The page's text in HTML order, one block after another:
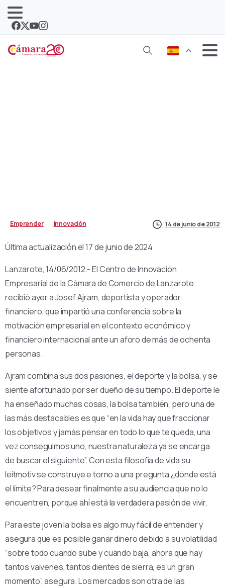
Emprender Innovación 14 de junio de 2012
Última actualización el 17 de junio de 2024
Lanzarote, 14/06/2012.- El Centro de Innovación
Empresarial de la Cámara de Comercio de Lanzarote
recibió ayer a Josef Ajram, deportista y operador
financiero, que impartió una conferencia sobre la
motivación empresarial en el contexto económico y
financiero internacional ante un aforo de más de ochenta
personas.
Ajram combina sus dos pasiones, el deporte y la bolsa, y se
siente afortunado por ser dueño de su tiempo. El deporte le
ha enseñado muchas cosas, la bolsa también, pero una de
las más destacables es que “en la vida hay que fraccionar
los objetivos y jamás pensar en todo lo que te queda, una
vez conseguimos uno, nuestra naturaleza ya se encarga
de buscar el siguiente”. Con esta filosofía de vida su
leitmotiv se construye e torno a una pregunta ¿dónde está
el límite? Para desear finalmente a su audiencia que no lo
encuentren, porque ahí está la verdadera pasión de vivir.
Para este joven la bolsa es algo muy fácil de entender y
asegura que es posible ganar dinero debido a su volatilidad
“sobre todo cuando sube y cuando baja, ahora que hay
tantos vaivenes, tantos dientes de sierra, es un gran
momento”, asegura. Los mercados son otra de las